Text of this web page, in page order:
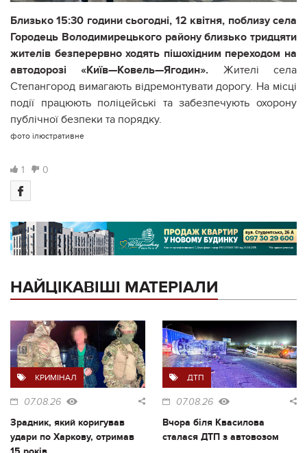
Близько 15:30 години сьогодні, 12 квітня, поблизу села
Городець Володимирецького району близько тридцяти
жителів безперервно ходять пішохідним переходом на
автодорозі «Київ—Ковель—Ягодин». Жителі села
Степангород вимагають відремонтувати дорогу. На місці
події працюють поліцейські та забезпечують охорону
публічної безпеки та порядку.
фото ілюстративне
1 0
НАЙЦІКАВІШІ МАТЕРІАЛИ
КРИМІНАЛ
07.08.26
Зрадник, який коригував
удари по Харкову, отримав
ДТП
07.08.26
Вчора біля Квасилова
сталася ДТП з автовозом